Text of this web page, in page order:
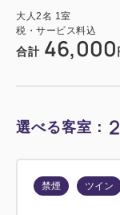
大人2名 1室
税・サービス料込
合計 46,000
選べる客室： 2
禁煙 ツイン